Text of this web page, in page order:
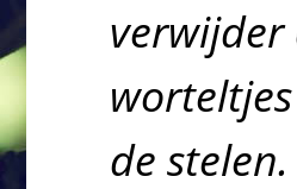
verwijder
de